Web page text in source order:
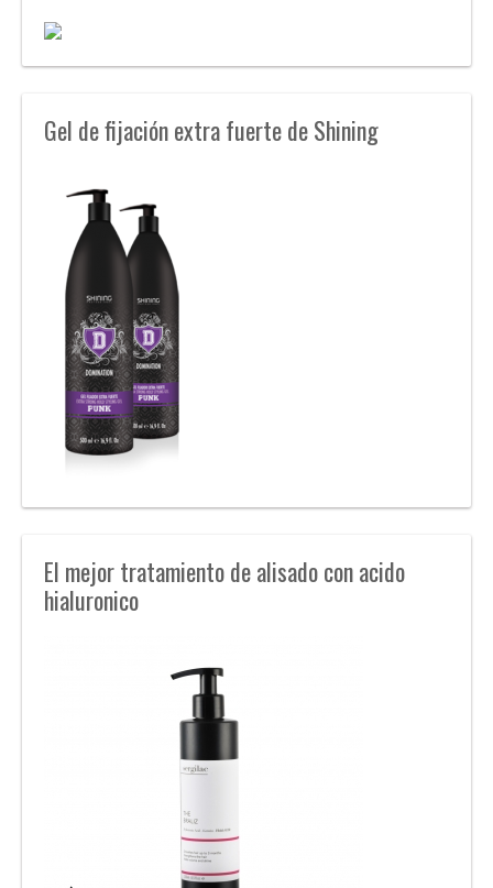
Gel de fijación extra fuerte de Shining
El mejor tratamiento de alisado con acido
hialuronico